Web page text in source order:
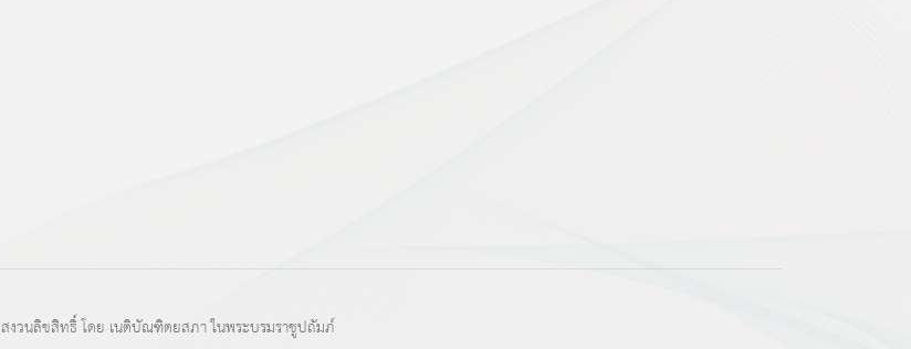
สงวนลิขสิทธิ์ โดย เนติบัณฑิตยสภา ในพระบรมราชูปถัมภ์